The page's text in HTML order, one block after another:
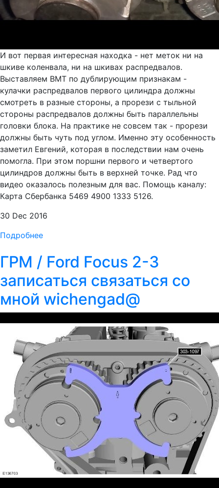
И вот первая интересная находка - нет меток ни на
шкиве коленвала, ни на шкивах распредвалов.
Выставляем ВМТ по дублирующим признакам -
кулачки распредвалов первого цилиндра должны
смотреть в разные стороны, а прорези с тыльной
стороны распредвалов должны быть параллельны
головки блока. На практике не совсем так - прорези
должны быть чуть под углом. Именно эту особенность
заметил Евгений, которая в последствии нам очень
помогла. При этом поршни первого и четвертого
цилиндров должны быть в верхней точке. Рад что
видео оказалось полезным для вас. Помощь каналу:
Карта Сбербанка 5469 4900 1333 5126.
30 Dec 2016
Подробнее
ГРМ / Ford Focus 2-3
записаться связаться со
мной wichengad@